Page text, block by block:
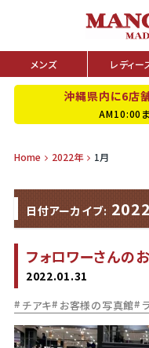
メンズ レディー
沖縄県内に6店
AM10:00ま
Home 2022年 1月
日付アーカイブ:
フォロワーさんの
2022.01.31
チアキ お客様の写真館